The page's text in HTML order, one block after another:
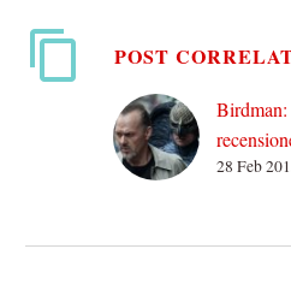
POST
Sono
28 Feb